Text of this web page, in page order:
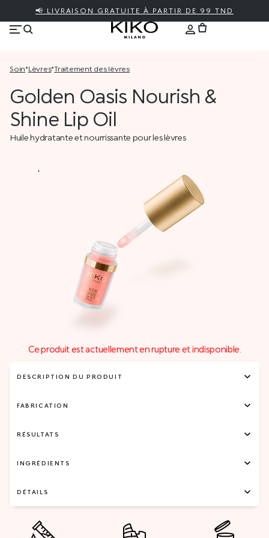
📢 LIVRAISON GRATUITE À PARTIR DE 99 TND
soin* lèvres* traitement des lèvres
Golden Oasis Nourish &
Shine Lip Oil
Huile hydratante et nourrissante pour les lèvres
Ce produit est actuellement en rupture et indisponible.
DESCRIPTION DU PRODUIT
FABRICATION
RÉSULTATS
INGRÉDIENTS
DÉTAILS